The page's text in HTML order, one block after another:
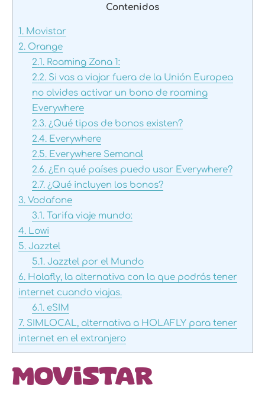
Contenidos
1. Movistar
2. Orange
2.1.Roaming Zona 1:
2.2.Si vas a viajar fuera de la Unión Europea
no olvides activar un bono de roaming
Everywhere
2.3.¿Qué tipos de bonos existen?
2.4.Everywhere
2.5.Everywhere Semanal
2.6.¿En qué países puedo usar Everywhere?
2.7.¿Qué incluyen los bonos?
3. Vodafone
3.1.Tarifa viaje mundo:
4. Lowi
5. Jazztel
5.1.Jazztel por el Mundo
6. Holafly, la alternativa con la que podrás tener
internet cuando viajas.
6.1.eSIM
7. SIMLOCAL, alternativa a HOLAFLY para tener
internet en el extranjero
Movistar